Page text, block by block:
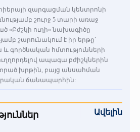
զարգացման կենտրոնի
շուրջ 5 տարի առաջ
«Բժշկի ուղի» նախագիծը
շարունակում է իր երթը`
գործնական հմտությունների
ապագա բժիշկներին
խրթին, բայց անսահման
ճանապարհին:
Ավելին